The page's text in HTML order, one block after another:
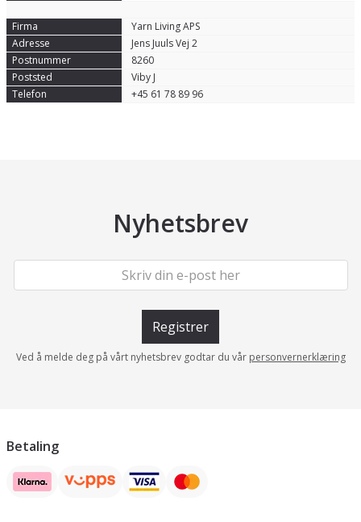
Yarn Living APS
Jens Juuls Vej 2
8260
Viby J
+45 61 78 89 96
Nyhetsbrev
Registrer
Ved å melde deg på vårt nyhetsbrev godtar du vår personvernerklæring
Betaling